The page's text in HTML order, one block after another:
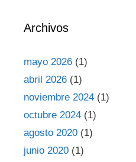
Archivos
mayo 2026 (1)
abril 2026 (1)
noviembre 2024 (1)
octubre 2024 (1)
agosto 2020 (1)
junio 2020 (1)